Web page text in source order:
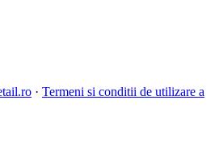
· Termeni si conditii de utilizare a